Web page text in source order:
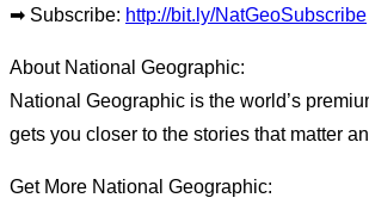
➡ Subscribe: http://bit.ly/NatGeoSubscribe
About National Geographic:
National Geographic is the world’s
gets you closer to the stories that matter
Get More National Geographic: